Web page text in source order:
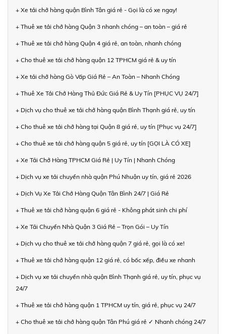
+ Xe tải chở hàng quận Bình Tân giá rẻ - Gọi là có xe ngay!
+ Thuê xe tải chở hàng Quận 3 nhanh chóng – an toàn – giá rẻ
+ Thuê xe tải chở hàng Quận 4 giá rẻ, an toàn, nhanh chóng
+ Cho thuê xe tải chở hàng quận 12 TPHCM giá rẻ & uy tín
+ Xe tải chở hàng Gò Vấp Giá Rẻ – An Toàn – Nhanh Chóng
+ Thuê Xe Tải Chở Hàng Thủ Đức Giá Rẻ & Uy Tín [PHỤC VỤ 24/7]
+ Dịch vụ cho thuê xe tải chở hàng quận Bình Thạnh giá rẻ, uy tín
+ Cho thuê xe tải chở hàng tại Quận 8 giá rẻ, uy tín [Phục vụ 24/7]
+ Cho thuê xe tải chở hàng quận 5 giá rẻ, uy tín [GỌI LÀ CÓ XE]
+ Xe Tải Chở Hàng TPHCM Giá Rẻ | Uy Tín | Nhanh Chóng
+ Dịch vụ xe tải chuyển nhà quận Phú Nhuận uy tín, giá rẻ 2026
+ Dịch Vụ Xe Tải Chở Hàng Quận Tân Bình 24/7 | Giá Rẻ
+ Thuê xe tải chở hàng quận 6 giá rẻ - Không phát sinh chi phí
+ Xe Tải Chuyển Nhà Quận 3 Giá Rẻ – Trọn Gói – Uy Tín
+ Dịch vụ cho thuê xe tải chở hàng quận 7 giá rẻ, gọi là có xe!
+ Thuê xe tải chở hàng quận 12 giá rẻ, có bốc xếp, điều xe nhanh
+ Dịch vụ xe tải chuyển nhà quận Bình Thạnh giá rẻ, uy tín, phục vụ
24/7
+ Thuê xe tải chở hàng quận 1 TPHCM uy tín, giá rẻ, phục vụ 24/7
+ Cho thuê xe tải chở hàng quận Tân Phú giá rẻ ✓ Nhanh chóng 24/7